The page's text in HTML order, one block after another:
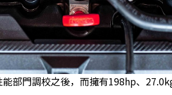
部門調校之後，而擁有198hp、